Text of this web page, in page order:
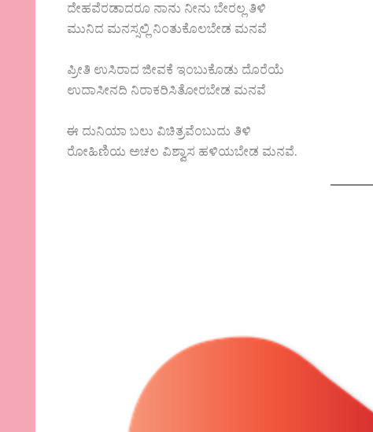
ದೇಹವೆರಡಾದರೂ ನಾನು ನೀನು ಬೇರಲ್ಲ ತಿಳಿ
ಮುನಿದ ಮನಸ್ಸಲ್ಲಿ ನಿಂತುಕೊಲಬೇಡ ಮನವೆ
ಪ್ರೀತಿ ಉಸಿರಾದ ಜೀವಕೆ ಇಂಬುಕೊಡು ದೊರೆಯೆ
ಉದಾಸೀನದಿ ನಿರಾಕರಿಸಿತೋರಬೇಡ ಮನವೆ
ಈ ದುನಿಯಾ ಬಲು ವಿಚಿತ್ರವೆಂಬುದು ತಿಳಿ
ರೋಹಿಣಿಯ ಅಚಲ ವಿಶ್ವಾಸ ಹಳಿಯಬೇಡ ಮನವೆ.